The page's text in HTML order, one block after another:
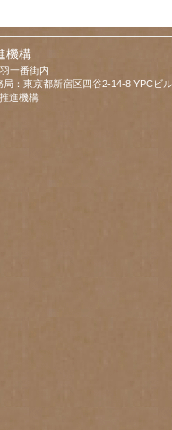
機構
一番街内
：東京都新宿区四谷2-14-8 YPCビ
進機構